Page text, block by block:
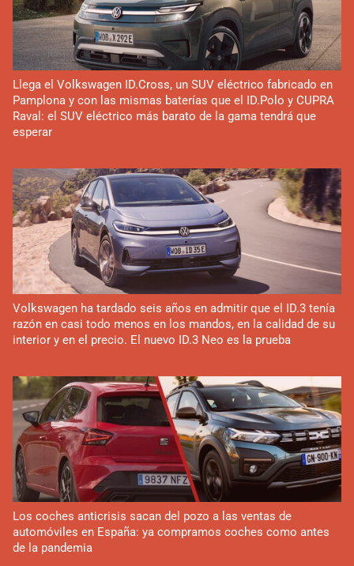
Llega el Volkswagen ID.Cross, un SUV eléctrico fabricado en
Pamplona y con las mismas baterías que el ID.Polo y CUPRA
Raval: el SUV eléctrico más barato de la gama tendrá que
esperar
Volkswagen ha tardado seis años en admitir que el ID.3 tenía
razón en casi todo menos en los mandos, en la calidad de su
interior y en el precio. El nuevo ID.3 Neo es la prueba
Los coches anticrisis sacan del pozo a las ventas de
automóviles en España: ya compramos coches como antes
de la pandemia